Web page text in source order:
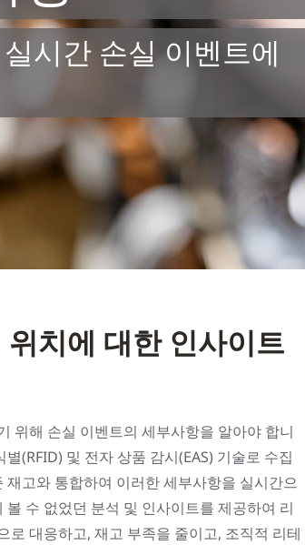
시간 손실 이벤트에
치에 대한 인사이트
위해 손실 이벤트의 세부사항을 알아야 합니
(RFID) 및 전자 상품 감시(EAS) 기술로 수집
고와 통합하여 이러한 세부사항을 실시간으
수 없었던 분석 및 인사이트를 제공하여 리
로 대응하고, 재고 부족을 줄이고, 조직적 리테